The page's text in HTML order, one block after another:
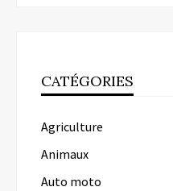
CATÉGORIES
Agriculture
Animaux
Auto moto